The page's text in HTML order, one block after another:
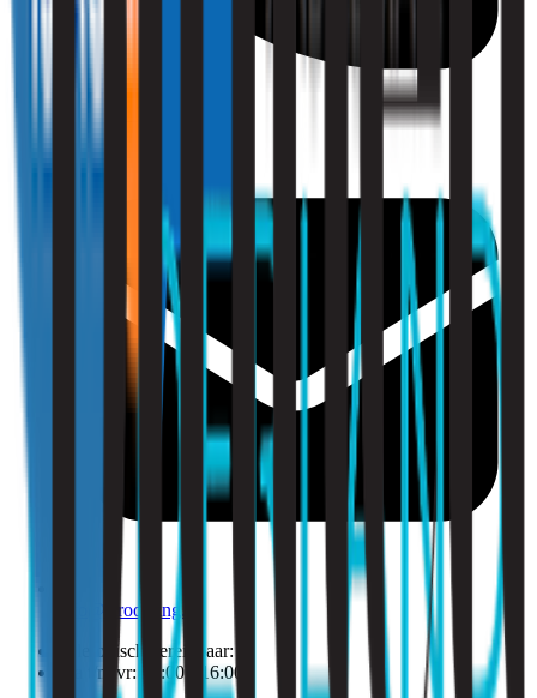
010 - 220 34 99
info@strooming.nl
Telefonisch bereikbaar:
Ma t/m vr: 09:00 - 16:00